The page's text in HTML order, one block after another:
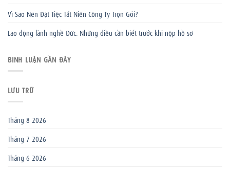
Vì Sao Nên Đặt Tiệc Tất Niên Công Ty Trọn Gói?
Lao động lành nghề Đức: Những điều cần biết trước khi nộp hồ sơ
BÌNH LUẬN GẦN ĐÂY
LƯU TRỮ
Tháng 8 2026
Tháng 7 2026
Tháng 6 2026